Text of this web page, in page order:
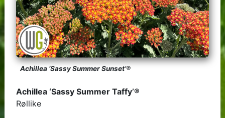
Achillea ‘Sassy Summer Sunset’®
Achillea ‘Sassy Summer Taffy’®
Røllike